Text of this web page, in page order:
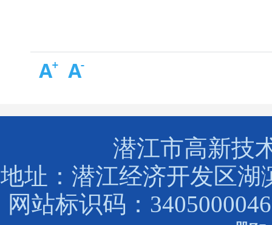
潜江市高新技
地址：潜江经济开发区湖
网站标识码：3405000046